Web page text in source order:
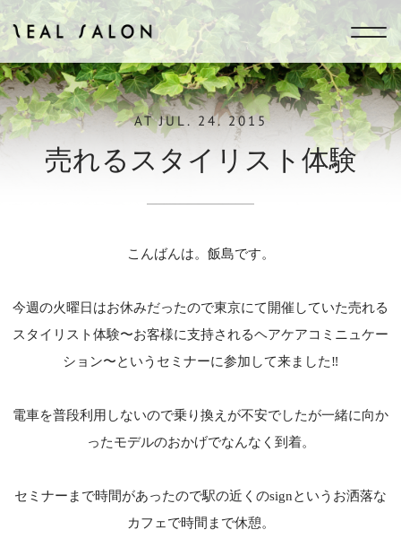
ZEAL SALON
ATJUL. 24. 2015
売れるスタイリスト体験
こんばんは。飯島です。
今週の火曜日はお休みだったので東京にて開催していた売れる
スタイリスト体験〜お客様に支持されるヘアケアコミニュケー
ション〜というセミナーに参加して来ました‼︎
電車を普段利用しないので乗り換えが不安でしたが一緒に向か
ったモデルのおかげでなんなく到着。
セミナーまで時間があったので駅の近くのsignというお洒落な
カフェで時間まで休憩。